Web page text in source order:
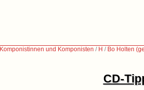
Komponistinnen und Komponisten / H / Bo Holten
CD-